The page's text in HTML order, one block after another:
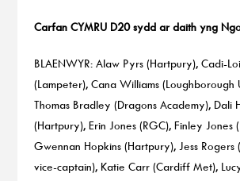
Carfan CYMRU D20 sydd ar daith yng
BLAENWYR: Alaw Pyrs (Hartpury), Cadi-
(Lampeter), Cana Williams (Loughborough
Thomas Bradley (Dragons Academy), Dali
(Hartpury), Erin Jones (RGC), Finley Jones
Gwennan Hopkins (Hartpury), Jess
vice-captain), Katie Carr (Cardiff Met),